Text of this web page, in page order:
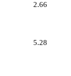
2.66
5.28